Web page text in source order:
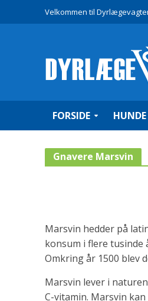
Velkommen til
FORSIDE HUNDE
Gnavere Marsvin
Marsvin hedder på
konsum i flere tusinde
Omkring år 1500 blev
Marsvin lever i
C-vitamin. Marsvin